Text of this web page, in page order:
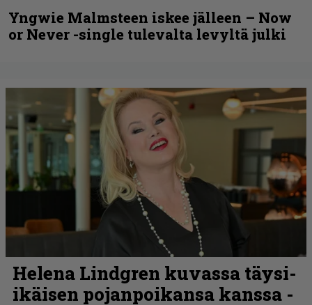
Yngwie Malmsteen iskee jälleen – Now
or Never -single tulevalta levyltä julki